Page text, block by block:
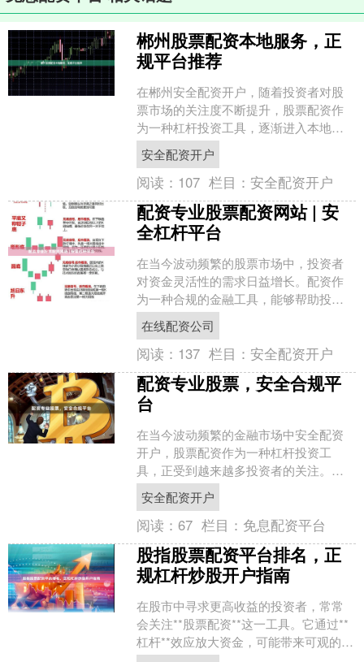
郴州股票配资本地服务，正
规平台推荐
在郴州安全配资开户，随着投资者对股
票市场的关注度不断提升，股票配资作
为一种杠杆投资工具，逐渐进入本地投
资者的视野。所谓股票配资，是指配资
公司向投资者提供资金，投....
安全配资开户
阅读： 107 栏目：安全配资开户
配资专业股票配资网站 | 安
全杠杆平台
在当今波动频繁的股票市场中，投资者
对资金灵活性的需求日益增长。配资作
为一种合规的金融工具，能够帮助投资
者在控制风险的前提下放大收益空间。
然而，面对市场上众多的配....
在线配资公司
阅读： 137 栏目：安全配资开户
配资专业股票，安全合规平
台
在当今波动频繁的金融市场中安全配资
开户，股票配资作为一种杠杆投资工
具，正受到越来越多投资者的关注。然
而，面对市场上鱼龙混杂的配资平台，
如何选择一个既专业又安全合....
安全配资开户
阅读：67 栏目： 免息配资平台
股指股票配资平台排名，正
规杠杆炒股开户指南
在股市中寻求更高收益的投资者，常常
会关注**股票配资**这一工具。它通过**
杠杆**效应放大资金，可能带来可观的回